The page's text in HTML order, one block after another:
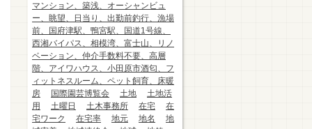
マンション、築浅、オーシャンビュ
ー、眺望、日当り、出勤前釣行、漁場
前、国府津駅、鴨宮駅、国道1号線、
西湘バイパス、相模湾、富士山、リノ
ベーション、仲介手数料不要、高層
階、アイワハウス、小田原市酒匂、フ
ィットネスルーム、ペット飼育、床暖
房
国際園芸博覧会 土地
土地活
用
土曜日 土木事務所 在宅
在
宅ワーク
在宅率 地元 地名
地